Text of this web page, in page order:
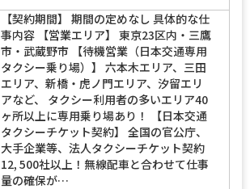
【契約期間】 期間の定めなし 具体的な仕
事内容 【営業エリア】 東京23区内・三鷹
市・武蔵野市 【待機営業（日本交通専用
タクシー乗り場）】 六本木エリア、三田
エリア、新橋・虎ノ門エリア、汐留エリ
アなど、 タクシー利用者の多いエリア40
ヶ所以上に専用乗り場あり！ 【日本交通
タクシーチケット契約】 全国の官公庁、
大手企業等、法人タクシーチケット契約
12, 500社以上！無線配車と合わせて仕事
量の確保が…